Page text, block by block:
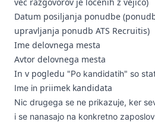
Datum posiljanja ponudbe
upravljanja ponudb ATS Recruitis)
Ime delovnega mesta
Avtor delovnega mesta
In v pogledu "Po kandidatih" so
Ime in priimek kandidata
Nic drugega se ne prikazuje, ker
i se nanasajo na konkretno